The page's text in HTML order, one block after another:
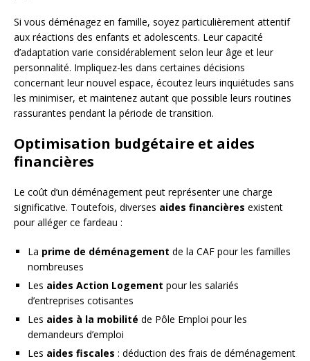
Si vous déménagez en famille, soyez particulièrement attentif
aux réactions des enfants et adolescents. Leur capacité
d’adaptation varie considérablement selon leur âge et leur
personnalité. Impliquez-les dans certaines décisions
concernant leur nouvel espace, écoutez leurs inquiétudes sans
les minimiser, et maintenez autant que possible leurs routines
rassurantes pendant la période de transition.
Optimisation budgétaire et aides
financières
Le coût d’un déménagement peut représenter une charge
significative. Toutefois, diverses aides financières existent
pour alléger ce fardeau :
La prime de déménagement de la CAF pour les familles
nombreuses
Les aides Action Logement pour les salariés
d’entreprises cotisantes
Les aides à la mobilité de Pôle Emploi pour les
demandeurs d’emploi
Les aides fiscales : déduction des frais de déménagement